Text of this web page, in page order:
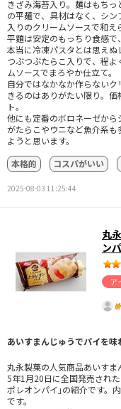
きざみ海苔入り。麺はもち
の平麺で、具材はなく、シ
入りのクリームソースで和え
平麵は安定のもっちり食感で
本当に冷凍パスタとは思えぬ
つぶつぶたらこ入りで、程
ムソースでまろやか仕立て。
自分ではなかなか作らない
きるのはありがたい限り。
ト。
他にも定番のボロネーゼか
がたらこやウニなど魚介系
ようと思います。
本格的
コスパがいい
2025-08-03 11:25:44
丸
ン
ア
あいすまんじゅうでパイを味
丸永製菓の人気商品あいす
5年1月20日に全国発売され
ポレオンパイ｣の紹介です。
です。